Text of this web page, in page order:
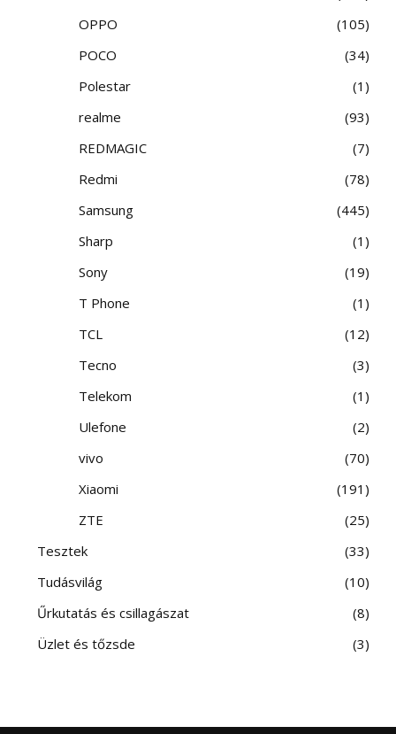
OPPO
105
POCO
34
Polestar
1
realme
93
REDMAGIC
7
Redmi
78
Samsung
445
Sharp
1
Sony
19
T Phone
1
TCL
12
Tecno
3
Telekom
1
Ulefone
2
vivo
70
Xiaomi
191
ZTE
25
Tesztek
33
Tudásvilág
10
Űrkutatás és csillagászat
8
Üzlet és tőzsde
3